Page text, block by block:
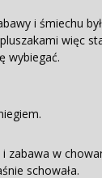
i śmiechu
więc
wybiegać.
zabawa w
schowała.